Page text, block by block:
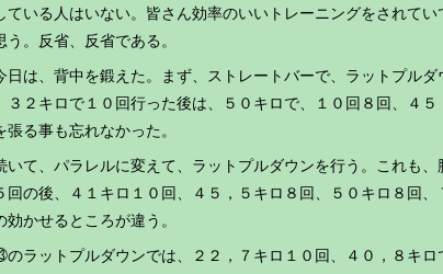
ている人はいない。皆さん効率のいいトレーニングをされて
う。反省、反省である。
は、背中を鍛えた。まず、ストレートバーで、ラットプル
３２キロで１０回行った後は、５０キロで、１０回８回、４
張る事も忘れなかった。
て、パラレルに変えて、ラットプルダウンを行う。これも
回の後、４１キロ１０回、４５，５キロ８回、５０キロ８回
効かせるところが違う。
ラットプルダウンでは、２２，７キロ１０回、４０，８キロ